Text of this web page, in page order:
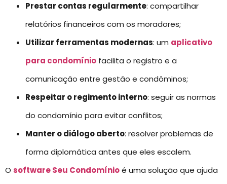
Prestar contas regularmente: compartilhar
relatórios financeiros com os moradores;
Utilizar ferramentas modernas: um aplicativo
para condomínio facilita o registro e a
comunicação entre gestão e condôminos;
Respeitar o regimento interno: seguir as normas
do condomínio para evitar conflitos;
Manter o diálogo aberto: resolver problemas de
forma diplomática antes que eles escalem.
O software Seu Condomínioé uma solução que ajuda